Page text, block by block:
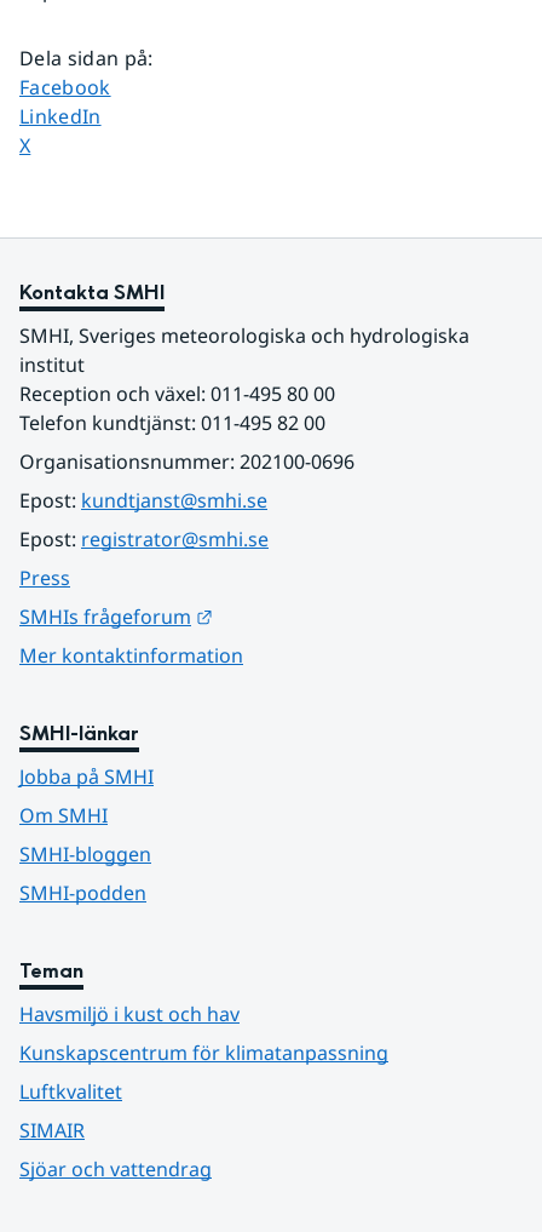
Dela sidan på:
Dela sidan på
Facebook
Dela sidan på
LinkedIn
Dela sidan på
X
Kontakta SMHI
SMHI, Sveriges meteorologiska och hydrologiska
institut
Reception och växel: 011-495 80 00
Telefon kundtjänst: 011-495 82 00
Organisationsnummer: 202100-0696
Epost: kundtjanst@smhi.se
Epost: registrator@smhi.se
Press
SMHIs frågeforum
Mer kontaktinformation
SMHI-länkar
Jobba på SMHI
Om SMHI
SMHI-bloggen
SMHI-podden
Teman
Havsmiljö i kust och hav
Kunskapscentrum för klimatanpassning
Luftkvalitet
SIMAIR
Sjöar och vattendrag